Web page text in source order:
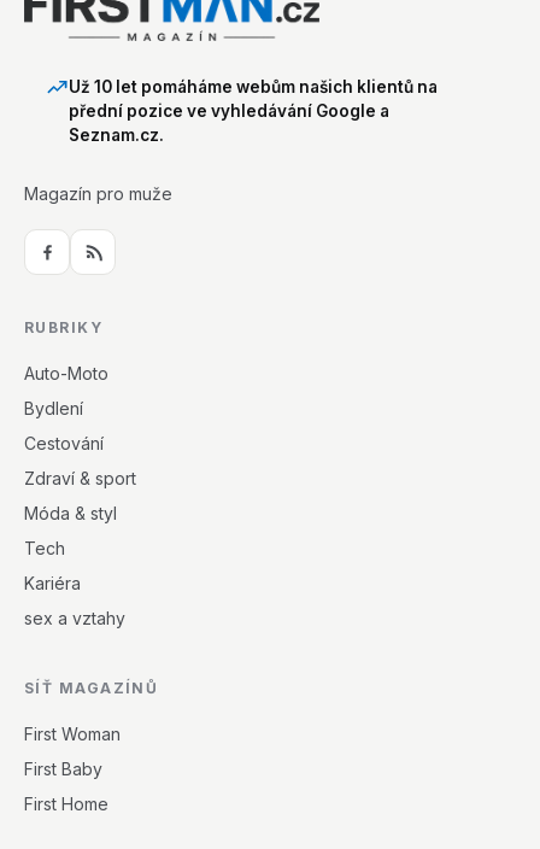
Už 10 let pomáháme webům našich klientů na
přední pozice ve vyhledávání Google a
Seznam.cz.
Magazín pro muže
RUBRIKY
Auto-Moto
Bydlení
Cestování
Zdraví & sport
Móda & styl
Tech
Kariéra
sex a vztahy
SÍŤ MAGAZÍNŮ
First Woman
First Baby
First Home